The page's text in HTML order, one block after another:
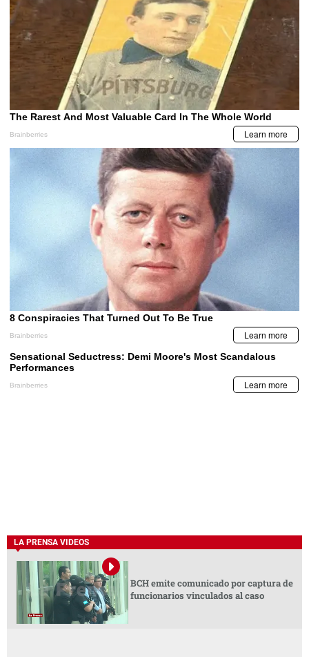
LA PRENSA VIDEOS
BCH emite comunicado por captura de
funcionarios vinculados al caso